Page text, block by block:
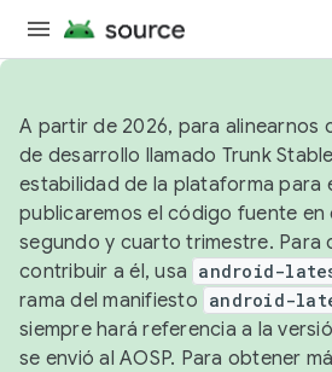
A partir de 2026, para alinearnos
de desarrollo llamado Trunk
estabilidad de la plataforma para
publicaremos el código fuente en
segundo y cuarto trimestre. Para
contribuir a él, usa android-
rama del manifiesto android-
siempre hará referencia a la
se envió al AOSP. Para obtener